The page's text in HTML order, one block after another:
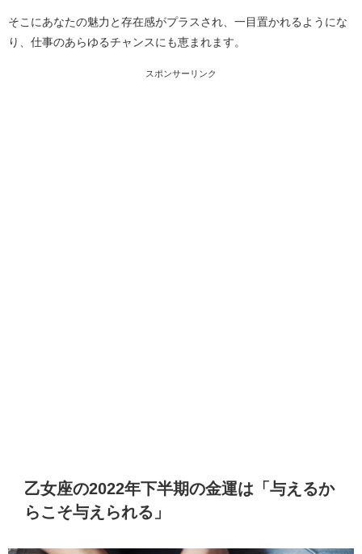
そこにあなたの魅力と存在感がプラスされ、一目置かれるようにな
り、仕事のあらゆるチャンスにも恵まれます。
スポンサーリンク
乙女座の2022年下半期の金運は「与えるか
らこそ与えられる」